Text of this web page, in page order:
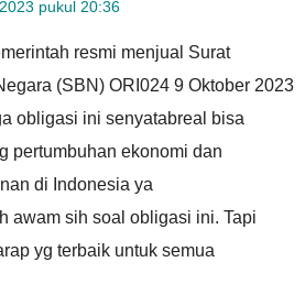
pukul 20:36
resmi menjual Surat
(SBN) ORI024 9 Oktober 2023
obligasi ini senyatabreal bisa
pertumbuhan ekonomi dan
di Indonesia ya
awam sih soal obligasi ini. Tapi
yg terbaik untuk semua